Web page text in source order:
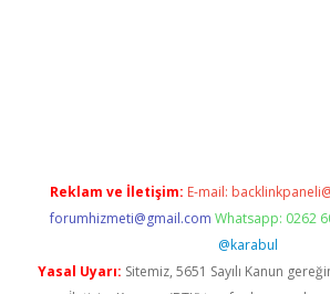
Reklam ve İletişim: E-mail:
forumhizmeti@gmail.com Whatsapp: 0262
@karabul
Yasal Uyarı: Sitemiz, 5651 Sayılı Kanun